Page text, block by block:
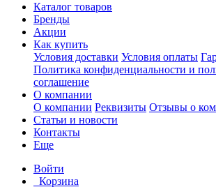
Каталог товаров
Бренды
Акции
Как купить
Условия доставки Условия оплаты
Политика конфиденциальности и
соглашение
О компании
О компании Реквизиты Отзывы о
Статьи и новости
Контакты
Еще
Войти
Корзина